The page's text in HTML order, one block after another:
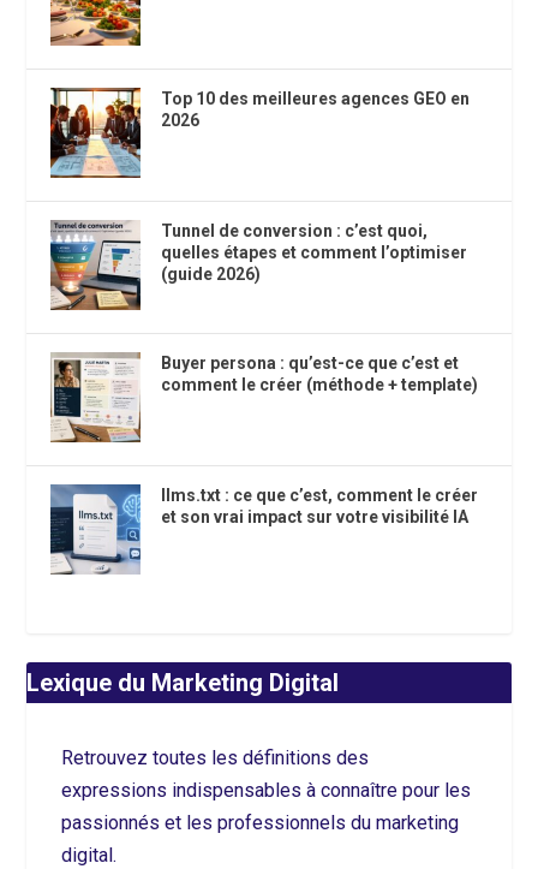
Top 10 des meilleures agences GEO en
2026
Tunnel de conversion : c’est quoi,
quelles étapes et comment l’optimiser
(guide 2026)
Buyer persona : qu’est-ce que c’est et
comment le créer (méthode + template)
llms.txt : ce que c’est, comment le créer
et son vrai impact sur votre visibilité IA
Lexique du Marketing Digital
Retrouvez toutes les définitions des
expressions indispensables à connaître pour les
passionnés et les professionnels du marketing
digital.